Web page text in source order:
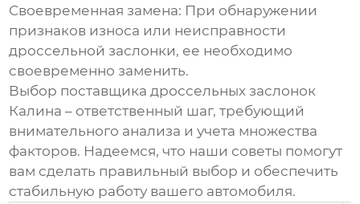
Своевременная замена: При обнаружении
признаков износа или неисправности
дроссельной заслонки, ее необходимо
своевременно заменить.
Выбор поставщика дроссельных заслонок
Калина – ответственный шаг, требующий
внимательного анализа и учета множества
факторов. Надеемся, что наши советы помогут
вам сделать правильный выбор и обеспечить
стабильную работу вашего автомобиля.